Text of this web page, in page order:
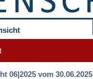
06|2025 vom 30.06.2025